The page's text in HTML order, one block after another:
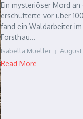
Ein mysteriöser Mord an
erschütterte vor über
fand ein Waldarbeiter
Forsthau...
Isabella Mueller August
Read More